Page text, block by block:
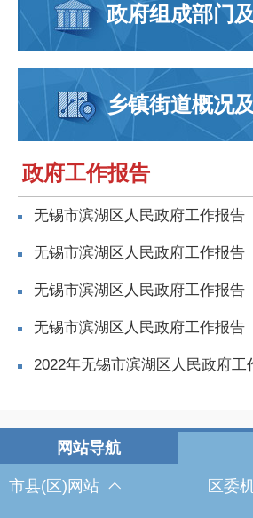
政府组成部门
乡镇街道概况
政府工作报告
无锡市滨湖区人民政府工作报告
无锡市滨湖区人民政府工作报告
无锡市滨湖区人民政府工作报告
无锡市滨湖区人民政府工作报告
2022年无锡市滨湖区人民政府工
市县(区)网站 区委